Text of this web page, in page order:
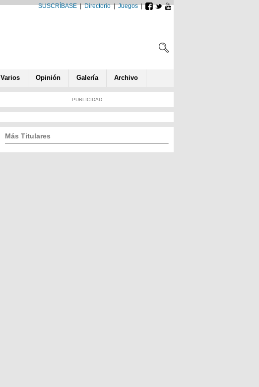
SUSCRÍBASE|Directorio|Juegos|
Varios Opinión Galería Archivo
PUBLICIDAD
Más Titulares